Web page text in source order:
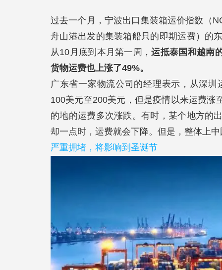
过去一个月，宁波出口集装箱运价指数（
舟山港出发的集装箱船只的即期运费）的
从10月底到本月第一周，运抵泰国和越南
货物运费也上涨了49%。
广东省一家物流公司的经理表示，从深
100美元至200美元，但是疫情以来运费涨
的地的运费多次涨跌。有时，某个地方的
却一点时，运费就会下降。但是，整体上
严重拥堵，将影响到圣诞节